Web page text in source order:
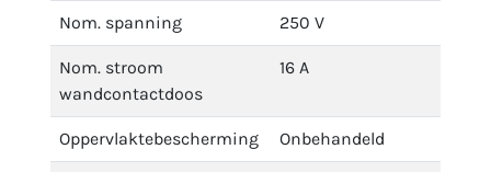
Nom. spanning 250 V
Nom. stroom
wandcontactdoos
16 A
Oppervlaktebescherming Onbehandeld